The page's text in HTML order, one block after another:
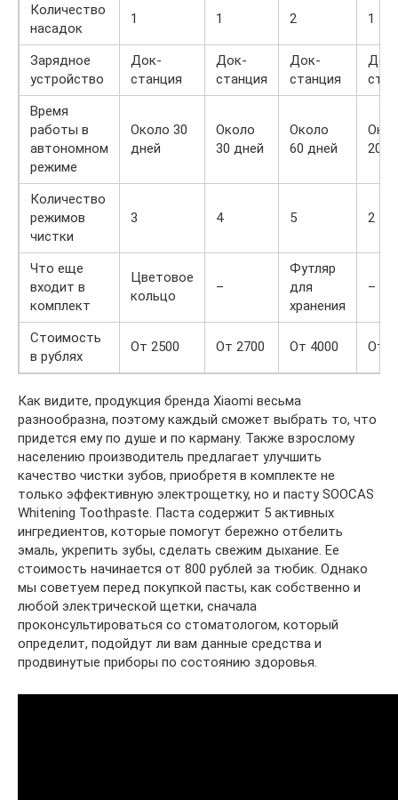
Количество
насадок
1 1 2 1
Зарядное
устройство
Док-
станция
Док-
станция
Док-
станция
Док-
Время
работы в
автономном
режиме
Около 30
дней
Около
30 дней
Около
60 дней
20
Количество
режимов
чистки
3 4 5 2
Что еще
входит в
комплект
Цветовое
кольцо
–
Футляр
для
хранения
–
Стоимость
в рублях
От 2500 От 2700 От 4000 От
Как видите, продукция бренда Xiaomi весьма
разнообразна, поэтому каждый сможет выбрать то, что
придется ему по душе и по карману. Также взрослому
населению производитель предлагает улучшить
качество чистки зубов, приобретя в комплекте не
только эффективную электрощетку, но и пасту SOOCAS
Whitening Toothpaste. Паста содержит 5 активных
ингредиентов, которые помогут бережно отбелить
эмаль, укрепить зубы, сделать свежим дыхание. Ее
стоимость начинается от 800 рублей за тюбик. Однако
мы советуем перед покупкой пасты, как собственно и
любой электрической щетки, сначала
проконсультироваться со стоматологом, который
определит, подойдут ли вам данные средства и
продвинутые приборы по состоянию здоровья.